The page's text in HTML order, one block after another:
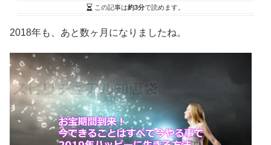
この記事は約3分で読めます。
2018年も、あと数ヶ月になりましたね。